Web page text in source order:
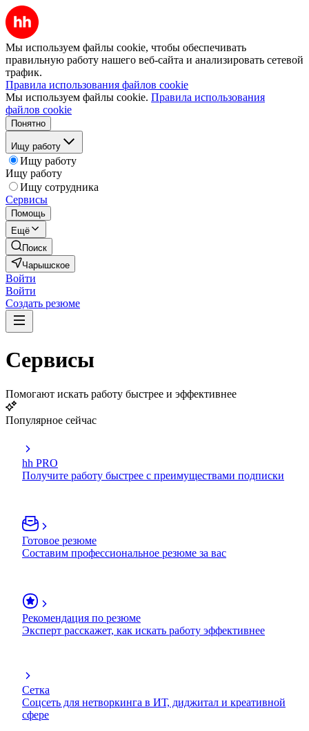
Мы используем файлы cookie, чтобы обеспечивать
правильную работу нашего веб-сайта и анализировать сетевой
трафик.
Правила использования файлов cookie
Мы используем файлы cookie. Правила использования
файлов cookie
Понятно
Ищу работу
Ищу работу
Ищу работу
Ищу сотрудника
Сервисы
Помощь
Ещё
Поиск
Чарышское
Войти
Войти
Создать резюме
Сервисы
Помогают искать работу быстрее и эффективнее
Популярное сейчас
hh PRO
Получите работу быстрее с преимуществами подписки
Готовое резюме
Составим профессиональное резюме за вас
Рекомендация по резюме
Эксперт расскажет, как искать работу эффективнее
Сетка
Соцсеть для нетворкинга в ИТ, диджитал и креативной
сфере